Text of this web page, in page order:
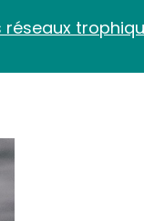
réseaux